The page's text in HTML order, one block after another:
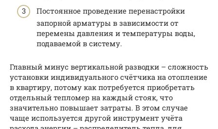
Постоянное проведение перенастройки
запорной арматуры в зависимости от
перемены давления и температуры воды,
подаваемой в систему.
Главный минус вертикальной разводки – сложность
установки индивидуального счётчика на отопление
в квартиру, потому как потребуется приобретать
отдельный тепломер на каждый стояк, что
значительно повышает затраты. В этом случае
чаще используется другой инструмент учёта